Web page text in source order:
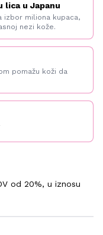
lica u Japanu
izbor miliona kupaca,
nezi kože.
pomažu koži da
od 20%, u iznosu